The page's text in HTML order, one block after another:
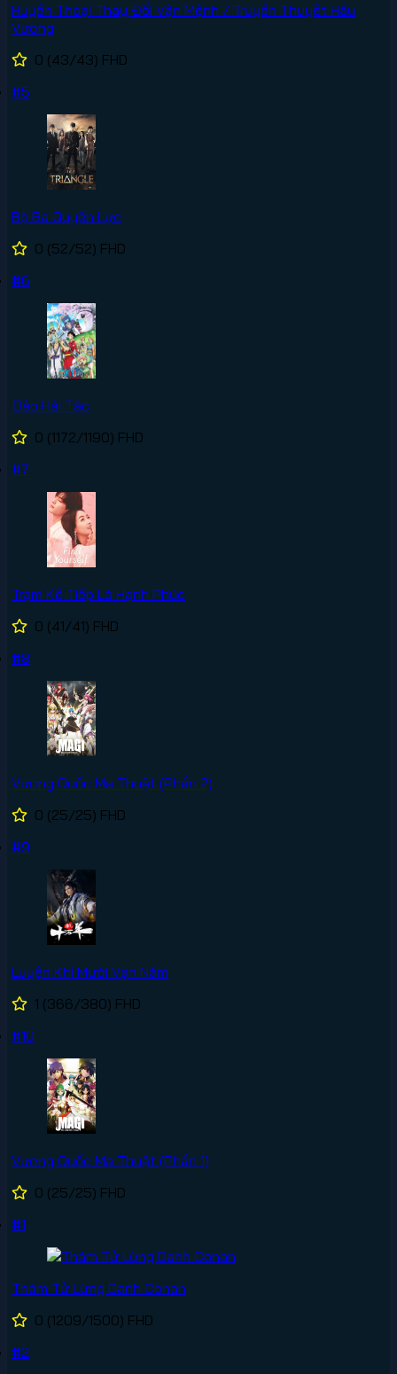
Huyền Thoại Thay Đổi Vận Mệnh / Truyền Thuyết Hầu
Vương
0 (43/43) FHD
#5
Bộ Ba Quyền Lực
0 (52/52) FHD
#6
Đảo Hải Tặc
0 (1172/1190) FHD
#7
Trạm Kế Tiếp Là Hạnh Phúc
0 (41/41) FHD
#8
Vương Quốc Ma Thuật (Phần 2)
0 (25/25) FHD
#9
Luyện Khí Mười Vạn Năm
1 (366/380) FHD
#10
Vương Quốc Ma Thuật (Phần 1)
0 (25/25) FHD
#1
Thám Tử Lừng Danh Conan
0 (1209/1500) FHD
#2